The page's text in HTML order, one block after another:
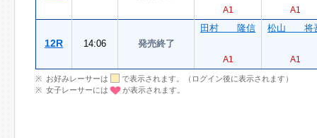
A1 A1
12R 14:06 発売終了
田村 隆信
A1
松山 将
A1
お好みレーサーは
で表示されます。（ログイン後に表示されます）
女子レーサーには
が表示されます。